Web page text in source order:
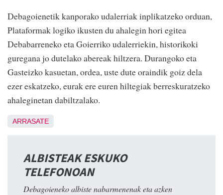
Debagoienetik kanporako udalerriak inplikatzeko orduan,
Plataformak logiko ikusten du ahalegin hori egitea
Debabarreneko eta Goierriko udalerriekin, historikoki
guregana jo dutelako abereak hiltzera. Durangoko eta
Gasteizko kasuetan, ordea, uste dute oraindik goiz dela
ezer eskatzeko, eurak ere euren hiltegiak berreskuratzeko
ahaleginetan dabiltzalako.
ARRASATE
ALBISTEAK ESKUKO
TELEFONOAN
Debagoieneko albiste nabarmenenak eta azken